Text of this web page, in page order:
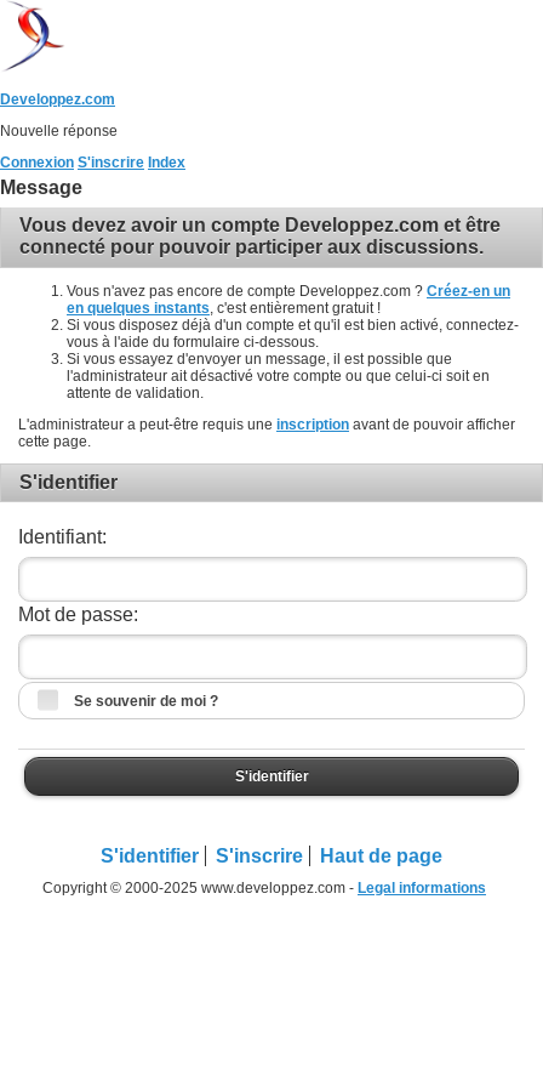
Developpez.com
Nouvelle réponse
Connexion S'inscrire Index
Message
Vous devez avoir un compte Developpez.com et être
connecté pour pouvoir participer aux discussions.
Vous n'avez pas encore de compte Developpez.com ? Créez-en un
en quelques instants , c'est entièrement gratuit !
Si vous disposez déjà d'un compte et qu'il est bien activé, connectez-
vous à l'aide du formulaire ci-dessous.
Si vous essayez d'envoyer un message, il est possible que
l'administrateur ait désactivé votre compte ou que celui-ci soit en
attente de validation.
L'administrateur a peut-être requis une inscription avant de pouvoir afficher
cette page.
S'identifier
Identifiant:
Mot de passe:
Se souvenir de moi ?
S'identifier
S'identifier S'inscrire Haut de page
Copyright © 2000-2025 www.developpez.com - Legal informations